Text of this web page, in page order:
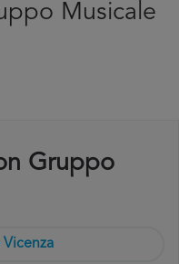
Musicale
Gruppo
Vicenza